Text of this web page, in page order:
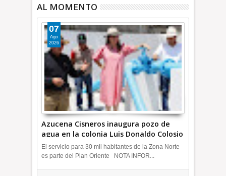
AL MOMENTO
Azucena Cisneros inaugura pozo de
agua en la colonia Luis Donaldo Colosio
+Video | INFORMATIVA
07
Ago
2026
El servicio para 30 mil habitantes de la Zona Norte
es parte del Plan Oriente NOTA INFOR...